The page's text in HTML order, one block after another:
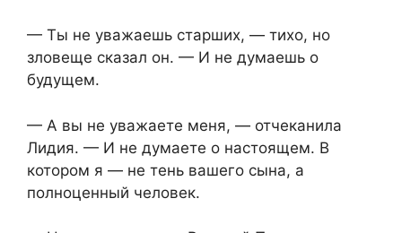
— Ты не уважаешь старших, — тихо, но
зловеще сказал он. — И не думаешь о
будущем.
— А вы не уважаете меня, — отчеканила
Лидия. — И не думаете о настоящем. В
котором я — не тень вашего сына, а
полноценный человек.